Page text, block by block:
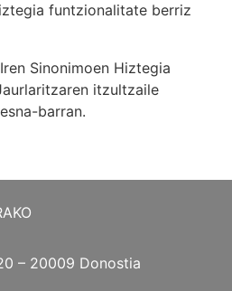
funtzionalitate berriz
Sinonimoen Hiztegia
itzultzaile
barran.
– 20009 Donostia